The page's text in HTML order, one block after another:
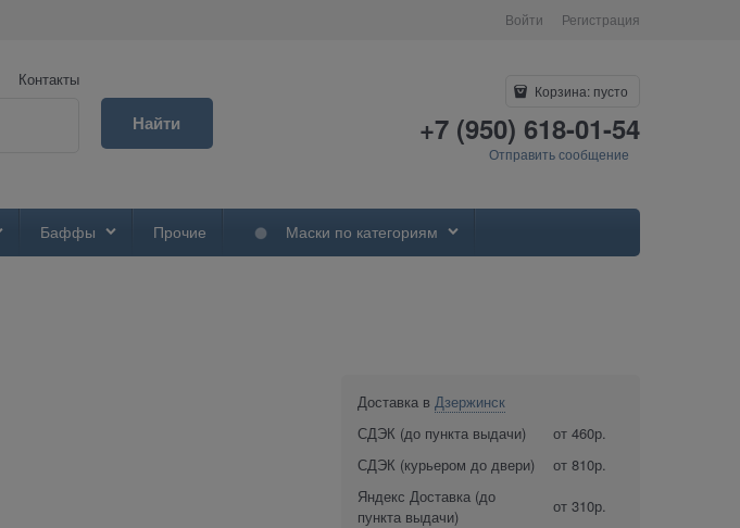
Войти Регистрация
Контакты
Найти
Корзина: пусто
+7 (950) 618-01-54
Отправить сообщение
Баффы Прочие Маски по категориям
Доставка в Дзержинск
СДЭК (до пункта выдачи)
от 460р.
СДЭК (курьером до двери)
от 810р.
Яндекс Доставка (до
пункта выдачи)
от 310р.